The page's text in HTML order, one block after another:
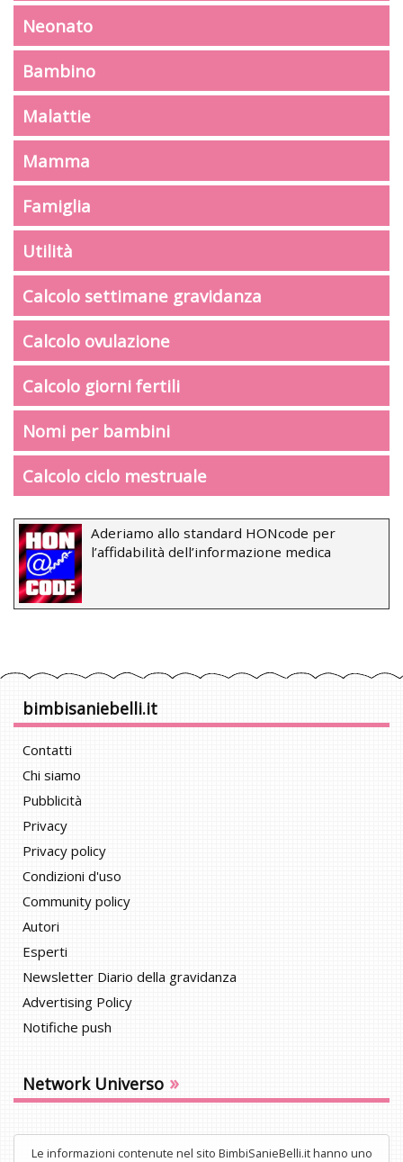
Neonato
Bambino
Malattie
Mamma
Famiglia
Utilità
Calcolo settimane gravidanza
Calcolo ovulazione
Calcolo giorni fertili
Nomi per bambini
Calcolo ciclo mestruale
Aderiamo allo standard HONcode per
l’affidabilità dell’informazione medica
bimbisaniebelli.it
Contatti
Chi siamo
Pubblicità
Privacy
Privacy policy
Condizioni d'uso
Community policy
Autori
Esperti
Newsletter Diario della gravidanza
Advertising Policy
Notifiche push
Network Universo »
Le informazioni contenute nel sito BimbiSanieBelli.it hanno uno